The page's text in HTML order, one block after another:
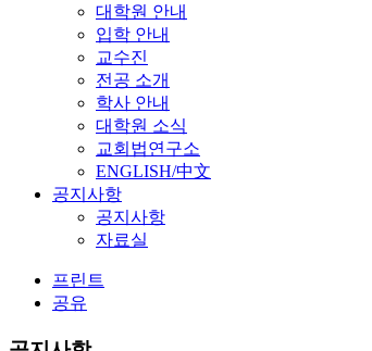
대학원 안내
입학 안내
교수진
전공 소개
학사 안내
대학원 소식
교회법연구소
ENGLISH/中文
공지사항
공지사항
자료실
프린트
공유